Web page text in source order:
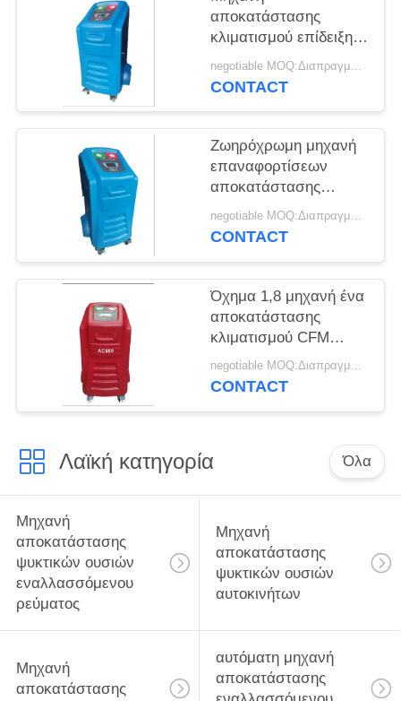
αποκατάστασης
κλιματισμού επίδειξης
μπλε 5» LCD με το
σύστημα AC660
negotiable MOQ:Διαπραγματεύσιμος
CONTACT
Ζωηρόχρωμη μηχανή
επαναφορτίσεων
αποκατάστασης
εναλλασσόμενου
ρεύματος ψυκτικών
ξεπλύματος
negotiable MOQ:Διαπραγματεύσιμος
CONTACT
Όχημα 1,8 μηχανή ένα
αποκατάστασης
κλιματισμού CFM
βασική λειτουργία
negotiable MOQ:Διαπραγματεύσιμος
CONTACT
Λαϊκή κατηγορία Όλα
Μηχανή
αποκατάστασης
ψυκτικών ουσιών
εναλλασσόμενου
ρεύματος
Μηχανή
αποκατάστασης
ψυκτικών ουσιών
αυτοκινήτων
Μηχανή
αποκατάστασης
αυτόματη μηχανή
αποκατάστασης